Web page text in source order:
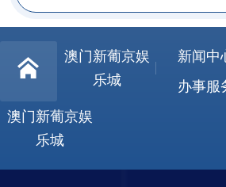
澳门新葡京娱
乐城
新闻中
办事服
澳门新葡京娱
乐城